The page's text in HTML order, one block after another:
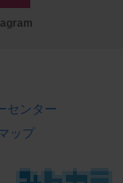
センター
ップ